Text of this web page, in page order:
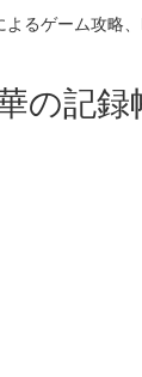
よるゲーム攻略
の記録